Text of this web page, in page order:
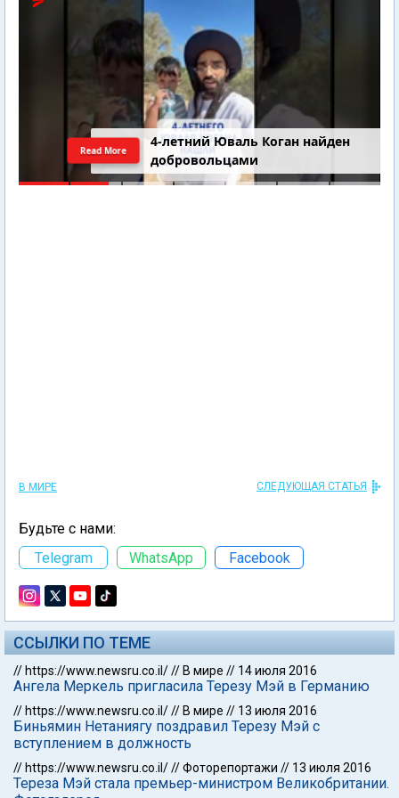
4-летний Юваль Коган найден
добровольцами
Read More
В МИРЕ СЛЕДУЮЩАЯ СТАТЬЯ
Будьте с нами:
Telegram
WhatsApp Facebook
ССЫЛКИ ПО ТЕМЕ
// https://www.newsru.co.il/// В мире // 14 июля 2016
Ангела Меркель пригласила Терезу Мэй в Германию
// https://www.newsru.co.il/// В мире // 13 июля 2016
Биньямин Нетаниягу поздравил Терезу Мэй с
вступлением в должность
// https://www.newsru.co.il///Фоторепортажи // 13 июля 2016
Тереза Мэй стала премьер-министром Великобритании.